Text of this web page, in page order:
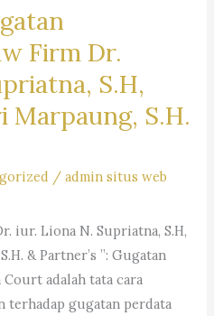
Firm Dr.
S.H,
Marpaung, S.H.
/admin situs web
iur. Liona N. Supriatna, S.H,
& Partner’s ”: Gugatan
Court adalah tata cara
terhadap gugatan perdata